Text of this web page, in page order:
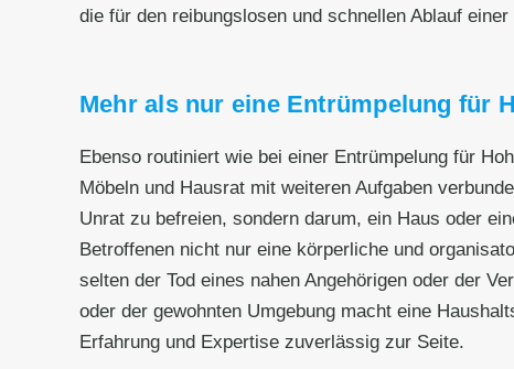
die für den reibungslosen und schnellen Ablauf
Mehr als nur eine Entrümpelung für
Ebenso routiniert wie bei einer Entrümpelung für
Möbeln und Hausrat mit weiteren Aufgaben
Unrat zu befreien, sondern darum, ein Haus oder
Betroffenen nicht nur eine körperliche und
selten der Tod eines nahen Angehörigen oder der
oder der gewohnten Umgebung macht eine
Erfahrung und Expertise zuverlässig zur Seite.